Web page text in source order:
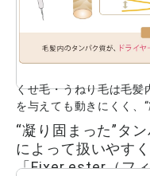
くせ毛・うねり毛は毛髪
を与えても動きにくく、
“凝り固まった”タ
によって扱いやす
「Fixer ester（フ